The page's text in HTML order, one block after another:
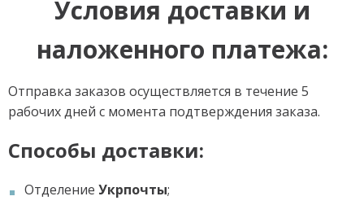
Условия доставки и
наложенного платежа:
Отправка заказов осуществляется в течение 5
рабочих дней с момента подтверждения заказа.
Способы доставки:
Отделение Укрпочты;